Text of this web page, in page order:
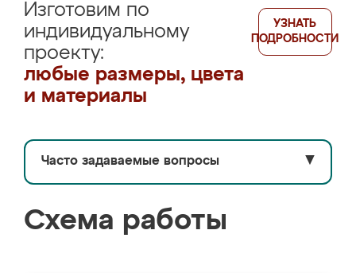
Изготовим по
индивидуальному
проекту:
любые размеры, цвета
и материалы
УЗНАТЬ
ПОДРОБНОСТИ
Часто задаваемые вопросы ▼
Схема работы